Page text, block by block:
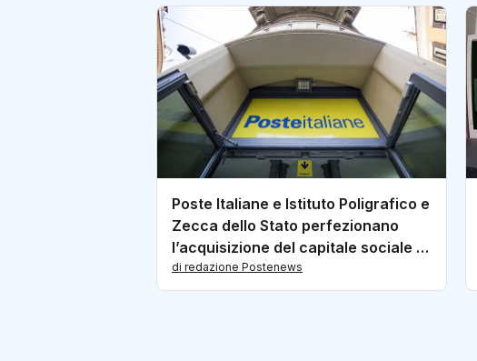
Poste Italiane e Istituto Poligrafico e
Zecca dello Stato perfezionano
l’acquisizione del capitale sociale di
PagoPA
di redazione Postenews